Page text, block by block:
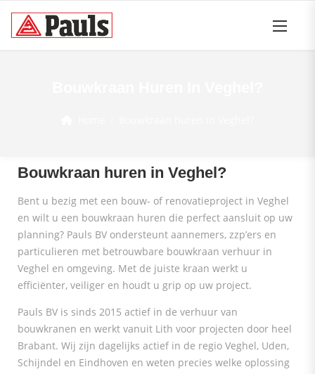
Bouwkraan huren in Veghel?
Bent u bezig met een bouw- of renovatieproject in Veghel
en wilt u een bouwkraan huren die perfect aansluit op uw
planning? Pauls BV ondersteunt aannemers, zzp’ers en
particulieren met betrouwbare bouwkraan verhuur in
Veghel en omgeving. Met de juiste kraan werkt u
efficiënter, veiliger en houdt u grip op uw project.
Pauls BV is sinds 2015 actief in de verhuur van
bouwkranen en werkt vanuit Lith voor projecten door heel
Brabant. Wij zijn dagelijks actief in de regio Veghel, Uden,
Schijndel en Eindhoven en weten precies welke oplossing